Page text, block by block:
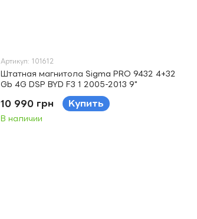
Артикул: 101612
Штатная магнитола Sigma PRO 9432 4+32
Gb 4G DSP BYD F3 1 2005-2013 9"
10 990 грн Купить
В наличии